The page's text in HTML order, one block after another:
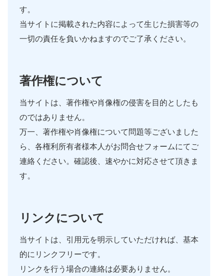
す。
当サイトに掲載された内容によって生じた損害等の
一切の責任を負いかねますのでご了承ください。
著作権について
当サイトは、著作権や肖像権の侵害を目的としたも
のではありません。
万一、著作権や肖像権について問題等ございました
ら、各権利所有者様本人がお問合せフォームにてご
連絡ください。確認後、速やかに対応させて頂きま
す。
リンクについて
当サイトは、引用元を明示していただければ、基本
的にリンクフリーです。
リンクを行う場合の連絡は必要ありません。